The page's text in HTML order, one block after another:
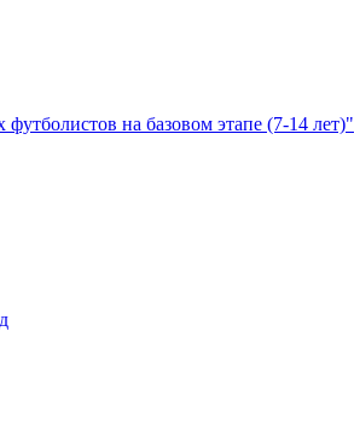
на базовом этапе (7-14 лет)"